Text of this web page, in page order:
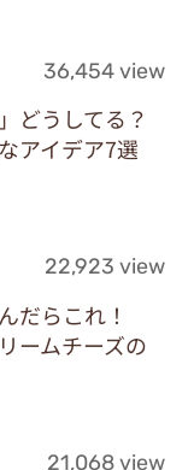
36,454 view
どうしてる？
アイデア7選
22,923 view
だらこれ！
ームチーズの
21,068 view